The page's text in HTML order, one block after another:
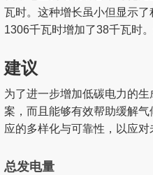
瓦时。这种增长虽小但显示
1306千瓦时增加了38千瓦时
建议
为了进一步增加低碳电力的
案，而且能够有效帮助缓解
应的多样化与可靠性，以应对
总发电量